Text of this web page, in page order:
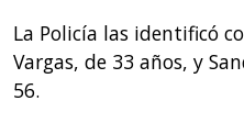
La Policía las identificó
Vargas, de 33 años, y
56.